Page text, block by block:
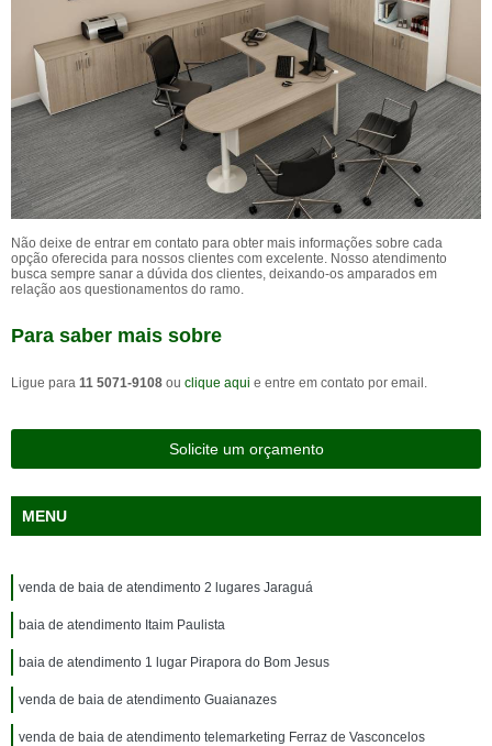
Não deixe de entrar em contato para obter mais informações sobre cada
opção oferecida para nossos clientes com excelente. Nosso atendimento
busca sempre sanar a dúvida dos clientes, deixando-os amparados em
relação aos questionamentos do ramo.
Para saber mais sobre
Ligue para 11 5071-9108 ou clique aqui e entre em contato por email.
Solicite um orçamento
MENU
venda de baia de atendimento 2 lugares Jaraguá
baia de atendimento Itaim Paulista
baia de atendimento 1 lugar Pirapora do Bom Jesus
venda de baia de atendimento Guaianazes
venda de baia de atendimento telemarketing Ferraz de Vasconcelos